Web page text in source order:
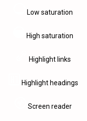
Low saturation
High saturation
Highlight links
Highlight headings
Screen reader